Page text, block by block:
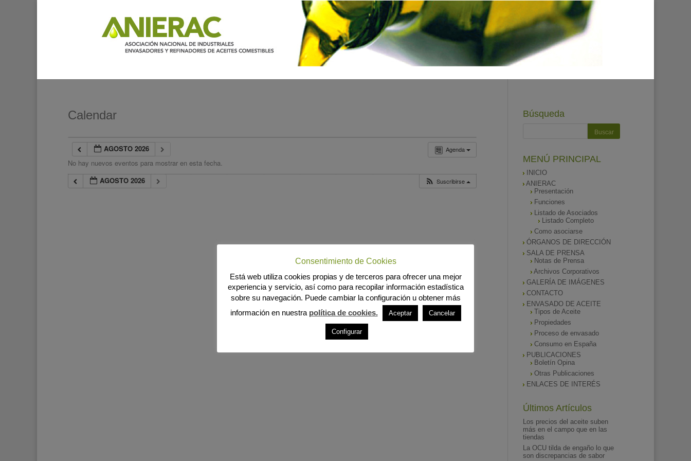
Calendar
Agenda
AGOSTO 2026
No hay nuevos eventos para mostrar en esta fecha.
AGOSTO 2026
Suscribirse
Búsqueda
MENÚ PRINCIPAL
INICIO
ANIERAC
Presentación
Funciones
Listado de Asociados
Listado Completo
Como asociarse
ÓRGANOS DE DIRECCIÓN
SALA DE PRENSA
Notas de Prensa
Archivos Corporativos
GALERÍA DE IMÁGENES
CONTACTO
ENVASADO DE ACEITE
Tipos de Aceite
Propiedades
Proceso de envasado
Consumo en España
PUBLICACIONES
Boletín Opina
Otras Publicaciones
ENLACES DE INTERÉS
Últimos Artículos
Los precios del aceite suben
más en el campo que en las
tiendas
La OCU tilda de engaño lo que
son discrepancias de sabor
Consentimiento de Cookies
Está web utiliza cookies propias y de terceros para ofrecer una mejor
experiencia y servicio, así como para recopilar información estadística
sobre su navegación. Puede cambiar la configuración u obtener más
información en nuestra política de cookies. Aceptar Cancelar
Configurar